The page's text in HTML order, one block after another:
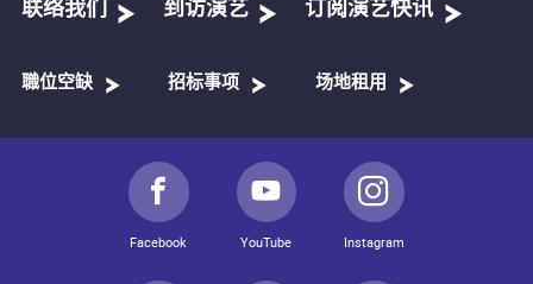
联络我们 到访演艺 订阅演艺快讯
職位空缺 招标事项 场地租用
Facebook YouTube Instagram